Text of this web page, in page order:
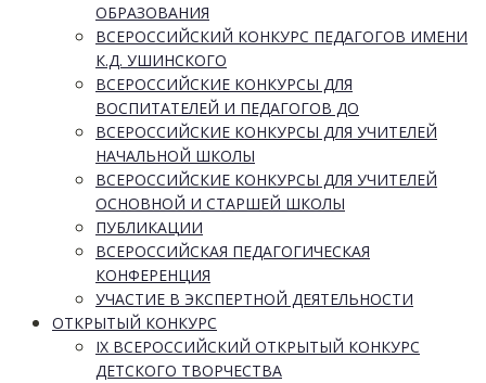
ОБРАЗОВАНИЯ
ВСЕРОССИЙСКИЙ КОНКУРС ПЕДАГОГОВ ИМЕНИ
К.Д. УШИНСКОГО
ВСЕРОССИЙСКИЕ КОНКУРСЫ ДЛЯ
ВОСПИТАТЕЛЕЙ И ПЕДАГОГОВ ДО
ВСЕРОССИЙСКИЕ КОНКУРСЫ ДЛЯ УЧИТЕЛЕЙ
НАЧАЛЬНОЙ ШКОЛЫ
ВСЕРОССИЙСКИЕ КОНКУРСЫ ДЛЯ УЧИТЕЛЕЙ
ОСНОВНОЙ И СТАРШЕЙ ШКОЛЫ
ПУБЛИКАЦИИ
ВСЕРОССИЙСКАЯ ПЕДАГОГИЧЕСКАЯ
КОНФЕРЕНЦИЯ
УЧАСТИЕ В ЭКСПЕРТНОЙ ДЕЯТЕЛЬНОСТИ
ОТКРЫТЫЙ КОНКУРС
IX ВСЕРОССИЙСКИЙ ОТКРЫТЫЙ КОНКУРС
ДЕТСКОГО ТВОРЧЕСТВА